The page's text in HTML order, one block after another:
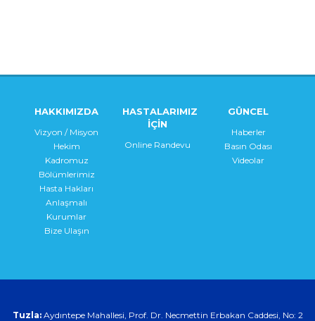
HAKKIMIZDA
Vizyon / Misyon
Hekim
Kadromuz
Bölümlerimiz
Hasta Hakları
Anlaşmalı
Kurumlar
Bize Ulaşın
HASTALARIMIZ
İÇİN
Online Randevu
GÜNCEL
Haberler
Basın Odası
Videolar
Tuzla:Aydıntepe Mahallesi, Prof. Dr. Necmettin Erbakan Caddesi, No: 2